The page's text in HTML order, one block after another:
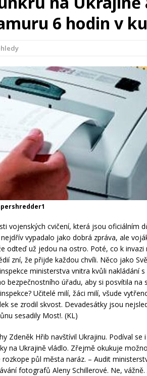
se začíná otřásat země a politikům
6 hodin v
vojenských cvičení, která jsou oficiálním
vypadalo jako dobrá zpráva, ale
odteď už jedou na ostro. Poté, co k invazi
zní, že přijde každou chvíli. Něco jako
ministerstva vnitra kvůli nakládání
bezpečnostního úřadu, aby si posvítila na
Učitelé milí, žáci milí, všude
se zrodil skvost. Devadesátky jsou
sesadily Most!. (KL)
Zdeněk Hřib navštívil Ukrajinu. Podíval se
na Ukrajině vládlo. Zřejmě okukuje
půl města naráz. – Audit
fotografů Aleny Schillerové. Ne, vážně.